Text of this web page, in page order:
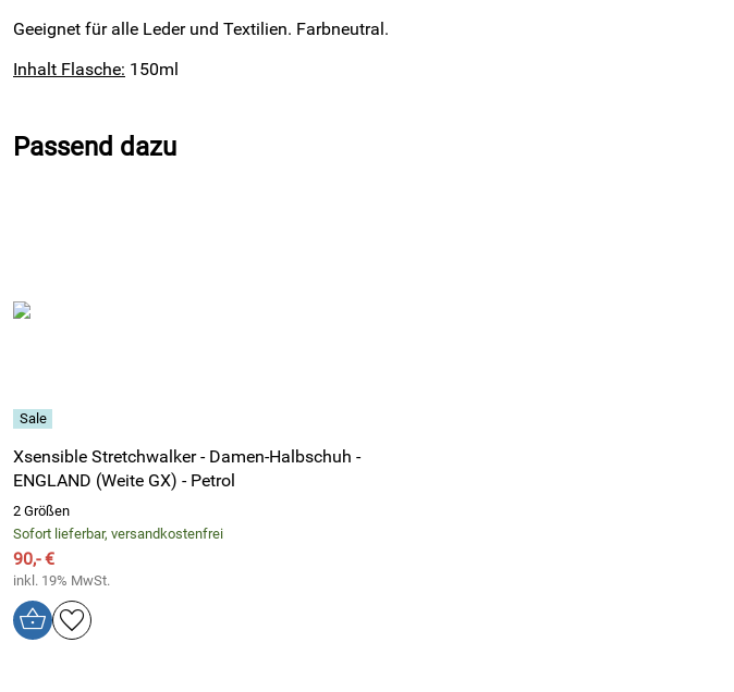
Geeignet für alle Leder und Textilien. Farbneutral.
Inhalt Flasche: 150ml
Passend dazu
Xsensible Stretchwalker - Damen-Halbschuh -
ENGLAND (Weite GX) - Petrol
2 Größen
Sofort lieferbar, versandkostenfrei
90,- €
inkl. 19% MwSt.